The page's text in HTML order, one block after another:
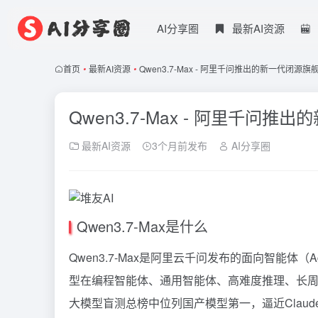
AI分享圈 最新AI资源
首页 • 最新AI资源 • Qwen3.7-Max - 阿里千问推出的新一代闭源旗
Qwen3.7-Max - 阿里千问推出
最新AI资源 3个月前发布 AI分享圈
Qwen3.7-Max是什么
Qwen3.7-Max是阿里云千问发布的面向智能体
型在编程智能体、通用智能体、高难度推理、长
大模型盲测总榜中位列国产模型第一，逼近